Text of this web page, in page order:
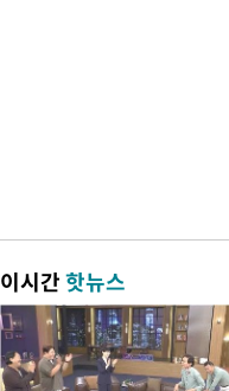
이시간핫뉴스